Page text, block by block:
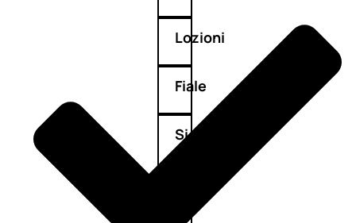
Lozioni
Fiale
Sieri
e